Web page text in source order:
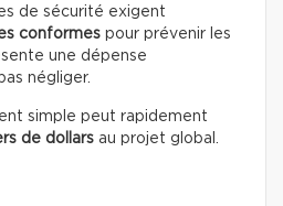
de sécurité exigent
conformes pour prévenir les
une dépense
négliger.
simple peut rapidement
de dollars au projet global.